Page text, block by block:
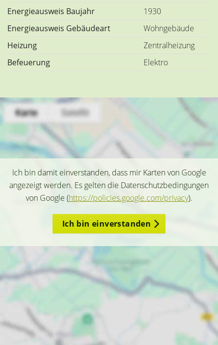
Energieausweis Baujahr
1930
Energieausweis Gebäudeart
Wohngebäude
Heizung
Zentralheizung
Befeuerung
Elektro
Ich bin damit einverstanden, dass mir Karten von Google
angezeigt werden. Es gelten die Datenschutzbedingungen
von Google (https://policies.google.com/privacy).
Ich bin einverstanden